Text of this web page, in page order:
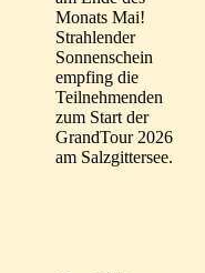
Monats Mai!
Strahlender
Sonnenschein
empfing die
Teilnehmenden
zum Start der
GrandTour 2026
am Salzgittersee.